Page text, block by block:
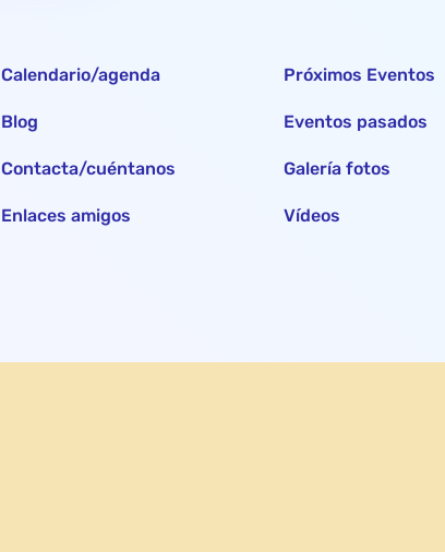
Calendario/agenda
Blog
Contacta/cuéntanos
Enlaces amigos
Próximos Eventos
Eventos pasados
Galería fotos
Vídeos